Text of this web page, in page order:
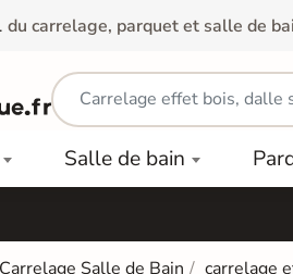
du carrelage, parquet et salle de
Salle de bain
Carrelage Salle de Bain carrelage